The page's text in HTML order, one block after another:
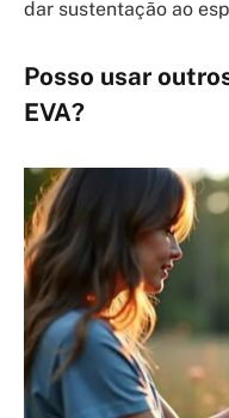
dar sustentação ao
Posso usar
EVA?